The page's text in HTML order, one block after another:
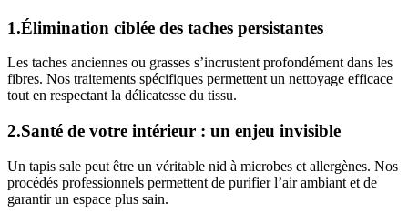
1.Élimination ciblée des taches persistantes
Les taches anciennes ou grasses s’incrustent profondément dans les
fibres. Nos traitements spécifiques permettent un nettoyage efficace
tout en respectant la délicatesse du tissu.
2.Santé de votre intérieur : un enjeu invisible
Un tapis sale peut être un véritable nid à microbes et allergènes. Nos
procédés professionnels permettent de purifier l’air ambiant et de
garantir un espace plus sain.